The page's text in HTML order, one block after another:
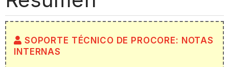
SOPORTE TÉCNICO DE PROCORE: NOTAS
INTERNAS